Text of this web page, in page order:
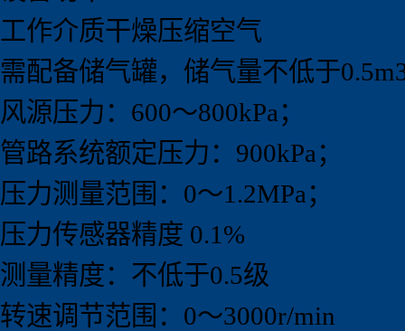
工作介质干燥压缩空气
需配备储气罐，储气量不低于
风源压力：600～800kPa；
管路系统额定压力：900kPa；
压力测量范围：0～1.2MPa；
压力传感器精度 0.1%
测量精度：不低于0.5级
转速调节范围：0～3000r/min